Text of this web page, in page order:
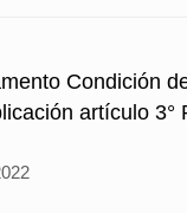
Condición
artículo 3°